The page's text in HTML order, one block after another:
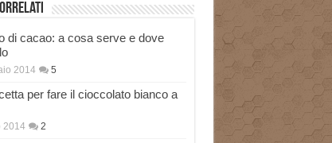
di cacao: a cosa serve e dove
2014 5
per fare il cioccolato bianco a
2014 2